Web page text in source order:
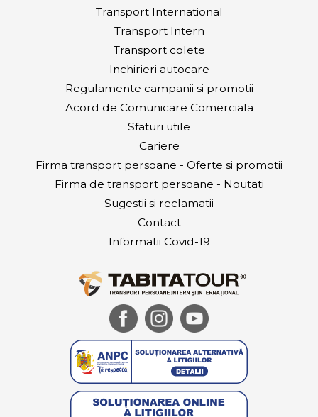
Transport International
Transport Intern
Transport colete
Inchirieri autocare
Regulamente campanii si promotii
Acord de Comunicare Comerciala
Sfaturi utile
Cariere
Firma transport persoane - Oferte si promotii
Firma de transport persoane - Noutati
Sugestii si reclamatii
Contact
Informatii Covid-19